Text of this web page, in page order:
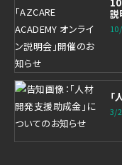
説
3/